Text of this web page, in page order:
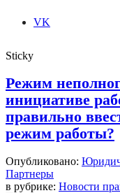
VK
Sticky
Режим
инициативе
правильно
режим работы?
Опубликовано:
Партнеры
в рубрике: Новости